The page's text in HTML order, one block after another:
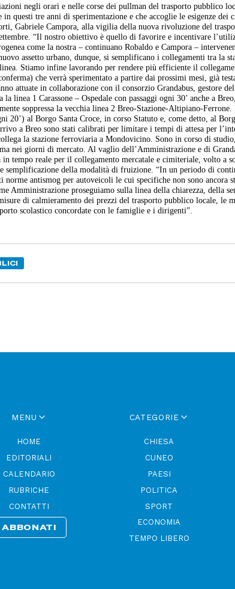
negli orari e nelle corse dei pullman del trasporto pubblico
questi tre anni di sperimentazione e che accoglie le esigenze dei
Gabriele Campora, alla vigilia della nuova rivoluzione del
“Il nostro obiettivo è quello di favorire e incentivare
come la nostra – continuano Robaldo e Campora –
assetto urbano, dunque, si semplificano i collegamenti tra la
Stiamo infine lavorando per rendere più efficiente il
che verrà sperimentato a partire dai prossimi mesi, già
attuate in collaborazione con il consorzio Grandabus, gestore
linea 1 Carassone – Ospedale con passaggi ogni 30’ anche a
soppressa la vecchia linea 2 Breo-Stazione-Altipiano-Ferrone.
20’) al Borgo Santa Croce, in corso Statuto e, come detto, al
a Breo sono stati calibrati per limitare i tempi di attesa per
la stazione ferroviaria a Mondovicino. Sono in corso di
nei giorni di mercato. Al vaglio dell’Amministrazione e di
tempo reale per il collegamento mercatale e cimiteriale, volto a
semplificazione della modalità di fruizione. “In un periodo di
antismog per autoveicoli le cui specifiche non sono ancora
Amministrazione proseguiamo sulla linea della chiarezza, della
di calmieramento dei prezzi del trasporto pubblico locale, le
scolastico concordate con le famiglie e i dirigenti”.
MENU
HOME
EDITORIALI
CALENDARIO
RUBRICHE
CONTATTI
ABBONATI
CATEGORIE
CHIESA
CUNEO
PAESI
POLITICA
SPORT
ECONOMIA
TEMPO LIBERO